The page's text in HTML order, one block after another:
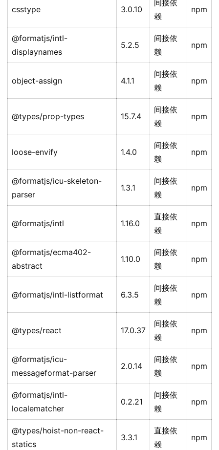
csstype 3.0.10
间接依
赖
npm
@formatjs/intl-
displaynames
5.2.5
间接依
赖
npm
object-assign 4.1.1
间接依
赖
npm
@types/prop-types 15.7.4
间接依
赖
npm
loose-envify 1.4.0
间接依
赖
npm
@formatjs/icu-skeleton-
parser
1.3.1
间接依
赖
npm
@formatjs/intl 1.16.0
直接依
赖
npm
@formatjs/ecma402-
abstract
1.10.0
间接依
赖
npm
@formatjs/intl-listformat 6.3.5
间接依
赖
npm
@types/react 17.0.37
间接依
赖
npm
@formatjs/icu-
messageformat-parser
2.0.14
间接依
赖
npm
@formatjs/intl-
localematcher
0.2.21
间接依
赖
npm
@types/hoist-non-react-
statics
3.3.1
直接依
赖
npm